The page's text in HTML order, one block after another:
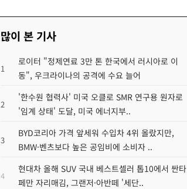
많이 본 기사
1
로이터 "정제연료 3만 톤 한국에서 러시아로 이
동", 우크라이나의 공격에 수요 늘어
2
'한수원 협력사' 미국 오클로 SMR 연구용 원자로
'임계 상태' 도달, 미국 에너지부..
3
BYD코리아 가격 앞세워 수입차 4위 올랐지만,
BMW·벤츠보다 높은 공임비에 소비자 ..
4
현대차 올해 SUV 국내 베스트셀러 톱10에서 싼타
페만 자리매김, 그랜저·아반떼 '세단..